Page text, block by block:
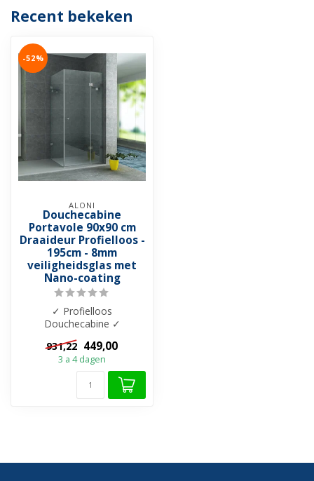
Recent bekeken
-52%
ALONI
Douchecabine
Portavole 90x90 cm
Draaideur Profielloos -
195cm - 8mm
veiligheidsglas met
Nano-coating
✓ Profielloos
Douchecabine ✓
Douchedeur draaideur ✓
8mm veiliegheidsglas ✓
Antik...
931,22 449,00
3 a 4 dagen